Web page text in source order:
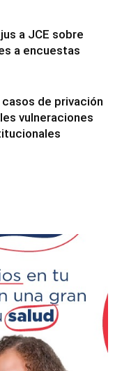
a JCE sobre
a encuestas
de privación
vulneraciones